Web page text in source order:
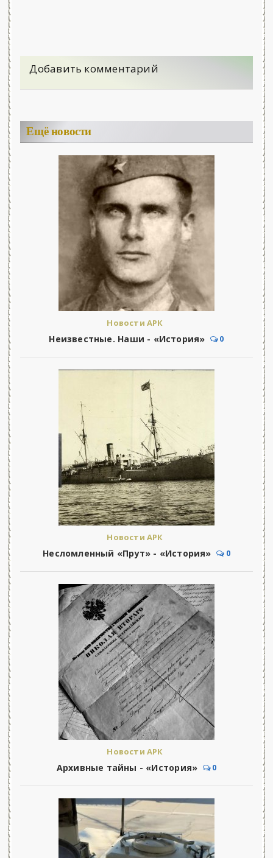
Добавить комментарий
Ещё новости
Новости АРК
Неизвестные. Наши - «История» 0
Новости АРК
Несломленный «Прут» - «История» 0
Новости АРК
Архивные тайны - «История» 0